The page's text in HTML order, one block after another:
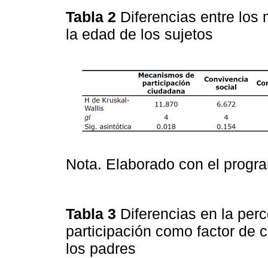
Tabla 2 Diferencias entre los
la edad de los sujetos
Nota. Elaborado con el
Tabla 3 Diferencias en la
participación como factor de
los padres